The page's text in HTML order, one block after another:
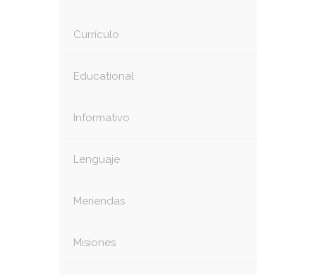
Currículo
Educational
Informativo
Lenguaje
Meriendas
Misiones